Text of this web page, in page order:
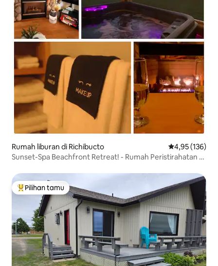
Rumah liburan di Richibucto Nilai rata-rata
4,95 (136)
Sunset-Spa Beachfront Retreat! - Rumah Peristirahatan di
Terbenam! Bak Mandi Air Panas & Taman Nasional
Pilihan tamu terpopuler
Pilihan tamu